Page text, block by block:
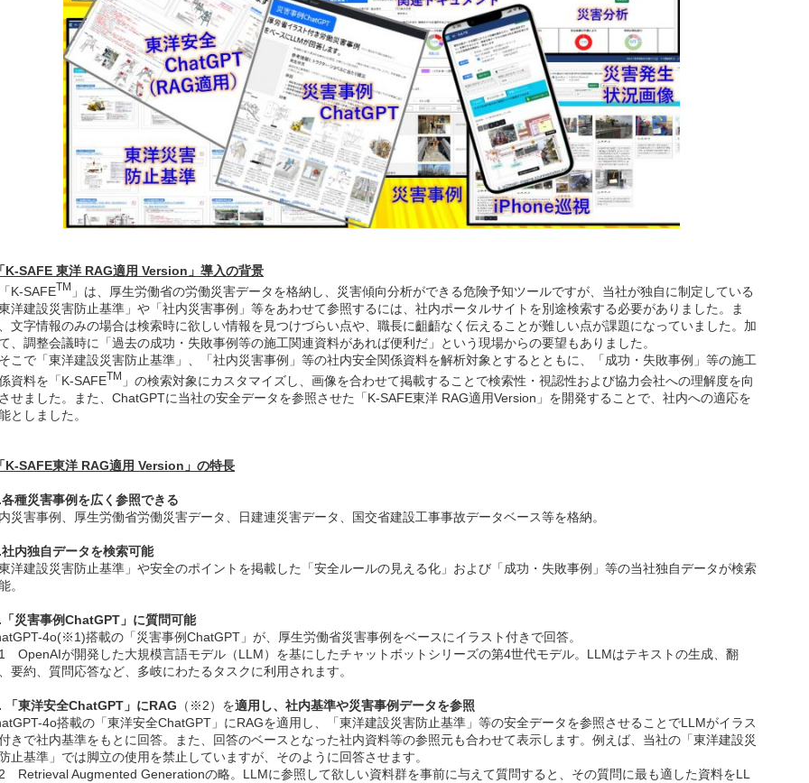
K-SAFE 東洋 RAG適用 Version」導入の背景
K-SAFETM 」は、厚生労働省の労働災害データを格納し、災害傾向分析ができる危険予知ツールですが、当社が独自に制定している
東洋建設災害防止基準」や「社内災害事例」等をあわせて参照するには、社内ポータルサイトを別途検索する必要がありました。ま
文字情報のみの場合は検索時に欲しい情報を見つけづらい点や、職長に齟齬なく伝えることが難しい点が課題になっていました。加
、調整会議時に「過去の成功・失敗事例等の施工関連資料があれば便利だ」という現場からの要望もありました。
こで「東洋建設災害防止基準」、「社内災害事例」等の社内安全関係資料を解析対象とするとともに、「成功・失敗事例」等の施工
資料を「K-SAFETM 」の検索対象にカスタマイズし、画像を合わせて掲載することで検索性・視認性および協力会社への理解度を向
させました。また、ChatGPTに当社の安全データを参照させた「K-SAFE東洋 RAG適用Version」を開発することで、社内への適応を
としました。
K-SAFE東洋 RAG適用 Version」の特長
各種災害事例を広く参照できる
災害事例、厚生労働省労働災害データ、日建連災害データ、国交省建設工事事故データベース等を格納。
社内独自データを検索可能
東洋建設災害防止基準」や安全のポイントを掲載した「安全ルールの見える化」および「成功・失敗事例」等の当社独自データが検索
。
「災害事例ChatGPT」に質問可能
4o(※1)搭載の「災害事例ChatGPT」が、厚生労働省災害事例をベースにイラスト付きで回答。
OpenAIが開発した大規模言語モデル（LLM）を基にしたチャットボットシリーズの第4世代モデル。LLMはテキストの生成、翻
要約、質問応答など、多岐にわたるタスクに利用されます。
「東洋安全ChatGPT」にRAG （※2）を適用し、社内基準や災害事例データを参照
4o搭載の「東洋安全ChatGPT」にRAGを適用し、「東洋建設災害防止基準」等の安全データを参照させることでLLMがイラス
付きで社内基準をもとに回答。また、回答のベースとなった社内資料等の参照元も合わせて表示します。例えば、当社の「東洋建設災
止基準」では脚立の使用を禁止していますが、そのように回答させます。
Retrieval Augmented Generationの略。LLMに参照して欲しい資料群を事前に与えて質問すると、その質問に最も適した資料をLL